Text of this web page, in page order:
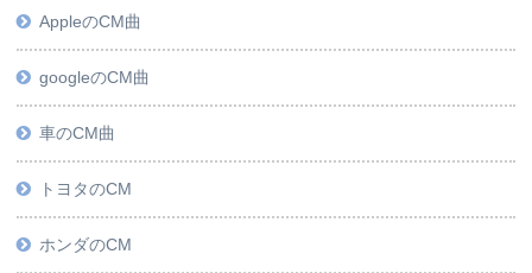
AppleのCM曲
googleのCM曲
車のCM曲
トヨタのCM
ホンダのCM